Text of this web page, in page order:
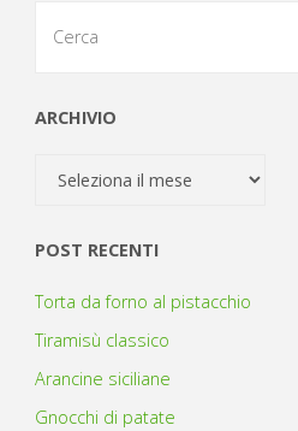
ARCHIVIO
POST RECENTI
Torta da forno al pistacchio
Tiramisù classico
Arancine siciliane
Gnocchi di patate